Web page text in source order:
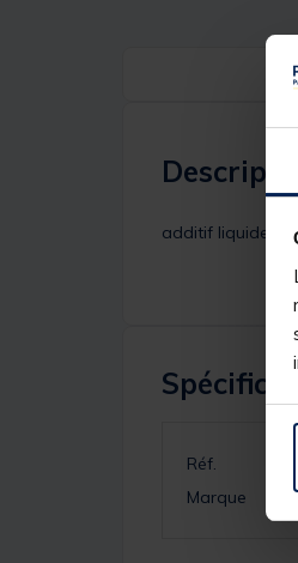
additif liquide
Réf.
Marque